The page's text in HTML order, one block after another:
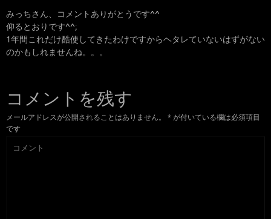
みっちさん、コメントありがとうです^^
仰るとおりです^^;
1年間これだけ酷使してきたわけですからヘタレていないはずがない
のかもしれませんね。。。
コメントを残す
メールアドレスが公開されることはありません。 * が付いている欄は必須項目
です